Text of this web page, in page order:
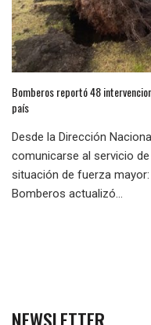
Bomberos reportó 48
país
Desde la Dirección
comunicarse al servicio
situación de fuerza
Bomberos actualizó...